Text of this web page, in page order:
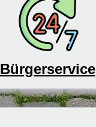
Bürgerservice